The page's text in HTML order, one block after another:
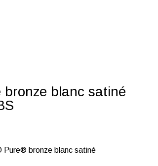
bronze blanc satiné
Pure® bronze blanc satiné